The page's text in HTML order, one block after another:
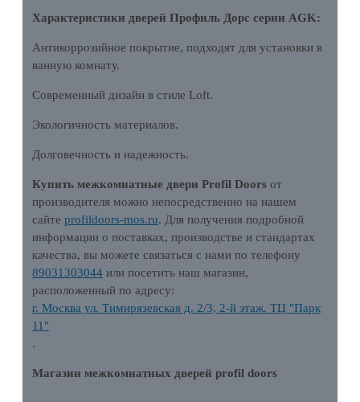
Характеристики дверей Профиль Дорс серии AGK:
Антикоррозийное покрытие, подходят для установки в
ванную комнату.
Современный дизайн в стиле Loft.
Экологичность материалов.
Долговечность и надежность.
Купить межкомнатные двери Profil Doors от
производителя можно непосредственно на нашем
сайте profildoors-mos.ru. Для получения подробной
информации о поставках, производстве и стандартах
качества, вы можете связаться с нами по телефону
89031303044 или посетить наш магазин,
расположенный по адресу:
г. Москва ул. Тимирязевская д. 2/3, 2-й этаж. ТЦ "Парк
11"
.
Магазин межкомнатных дверей profil doors